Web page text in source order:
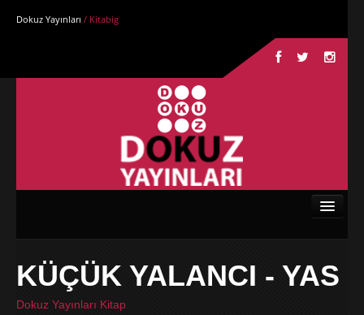
Dokuz Yayınları / Kitabig
Kurumsal
Kitaplar
KÜÇÜK YALANCI - YAS
Dokuz Yayınları Kitap